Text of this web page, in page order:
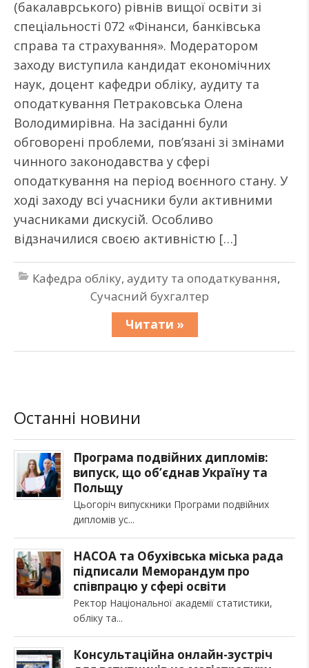
(бакалаврського) рівнів вищої освіти зі
спеціальності 072 «Фінанси, банківська
справа та страхування». Модератором
заходу виступила кандидат економічних
наук, доцент кафедри обліку, аудиту та
оподаткування Петраковська Олена
Володимирівна. На засіданні були
обговорені проблеми, пов’язані зі змінами
чинного законодавства у сфері
оподаткування на період воєнного стану. У
ході заходу всі учасники були активними
учасниками дискусій. Особливо
відзначилися своєю активністю […]
Кафедра обліку, аудиту та оподаткування,
Сучасний бухгалтер
Читати »
Останні новини
Програма подвійних дипломів:
випуск, що об’єднав Україну та
Польщу
Цьогоріч випускники Програми подвійних
дипломів ус
НАСОА та Обухівська міська рада
підписали Меморандум про
співпрацю у сфері освіти
Ректор Національної академії статистики,
обліку та
Консультаційна онлайн-зустріч